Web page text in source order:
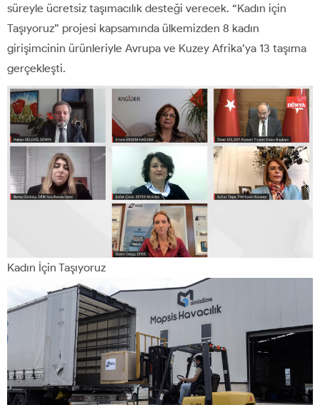
süreyle ücretsiz taşımacılık desteği verecek. “Kadın için
Taşıyoruz” projesi kapsamında ülkemizden 8 kadın
girişimcinin ürünleriyle Avrupa ve Kuzey Afrika’ya 13 taşıma
gerçekleşti.
Kadın İçin Taşıyoruz